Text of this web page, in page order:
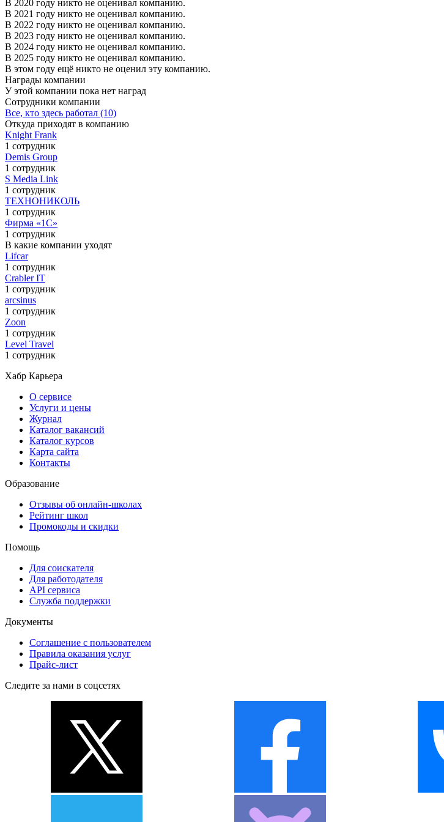
В 2020 году никто не оценивал компанию.
В 2021 году никто не оценивал компанию.
В 2022 году никто не оценивал компанию.
В 2023 году никто не оценивал компанию.
В 2024 году никто не оценивал компанию.
В 2025 году никто не оценивал компанию.
В этом году ещё никто не оценил эту компанию.
Награды компании
У этой компании пока нет наград
Сотрудники компании
Все, кто здесь работал (10)
Откуда приходят в компанию
Knight Frank
1 сотрудник
Demis Group
1 сотрудник
S Media Link
1 сотрудник
ТЕХНОНИКОЛЬ
1 сотрудник
Фирма «1С»
1 сотрудник
В какие компании уходят
Lifcar
1 сотрудник
Crabler IT
1 сотрудник
arcsinus
1 сотрудник
Zoon
1 сотрудник
Level Travel
1 сотрудник
Хабр Карьера
О сервисе
Услуги и цены
Журнал
Каталог вакансий
Каталог курсов
Карта сайта
Контакты
Образование
Отзывы об онлайн-школах
Рейтинг школ
Промокоды и скидки
Помощь
Для соискателя
Для работодателя
API сервиса
Служба поддержки
Документы
Соглашение с пользователем
Правила оказания услуг
Прайс-лист
Следите за нами в соцсетях